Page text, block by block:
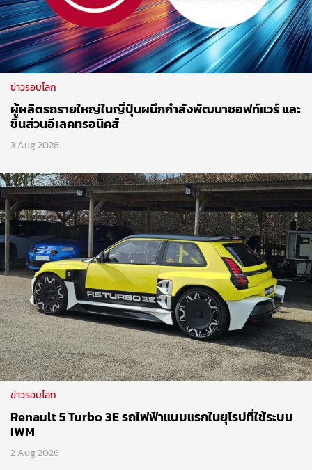
ข่าวรอบโลก
ผู้ผลิตรถรายใหญ่ในญี่ปุ่นผนึกกำลังพัฒนาซอฟท์แวร์ และ
ชิ้นส่วนอีเลคทรอนิคส์
3 Aug 2026
ข่าวรอบโลก
Renault 5 Turbo 3E รถไฟฟ้าแบบแรกในยุโรปที่ใช้ระบบ
IWM
2 Aug 2026